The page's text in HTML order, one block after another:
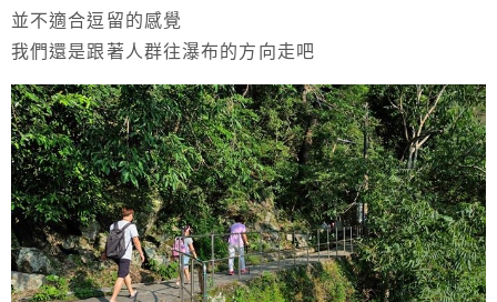
並不適合逗留的感覺
我們還是跟著人群往瀑布的方向走吧